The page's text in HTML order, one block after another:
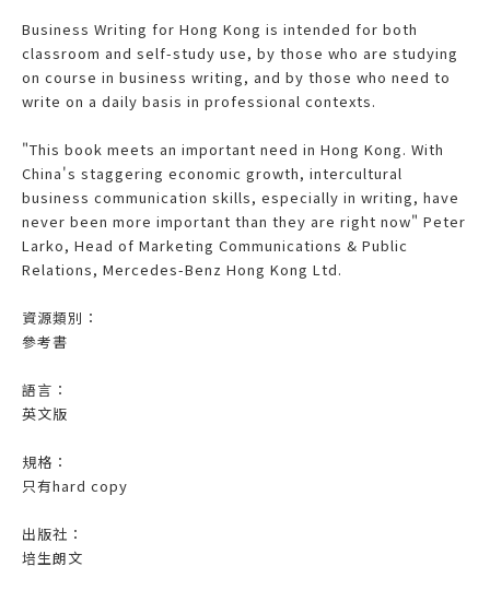
Business Writing for Hong Kong is intended for both
classroom and self-study use, by those who are studying
on course in business writing, and by those who need to
write on a daily basis in professional contexts.
"This book meets an important need in Hong Kong. With
China's staggering economic growth, intercultural
business communication skills, especially in writing, have
never been more important than they are right now" Peter
Larko, Head of Marketing Communications & Public
Relations, Mercedes-Benz Hong Kong Ltd.
資源類別：
參考書
語言：
英文版
規格：
只有hard copy
出版社：
培生朗文